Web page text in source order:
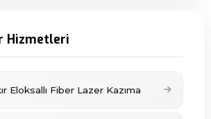
Hizmetleri
Eloksallı Fiber Lazer Kazıma